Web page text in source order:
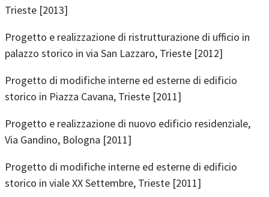
Trieste [2013]
Progetto e realizzazione di ristrutturazione di ufficio in
palazzo storico in via San Lazzaro, Trieste [2012]
Progetto di modifiche interne ed esterne di edificio
storico in Piazza Cavana, Trieste [2011]
Progetto e realizzazione di nuovo edificio residenziale,
Via Gandino, Bologna [2011]
Progetto di modifiche interne ed esterne di edificio
storico in viale XX Settembre, Trieste [2011]